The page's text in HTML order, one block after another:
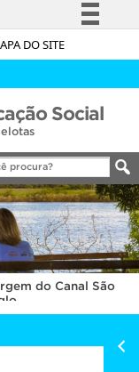
DO SITE
à informação
Canais
Social
do Canal São